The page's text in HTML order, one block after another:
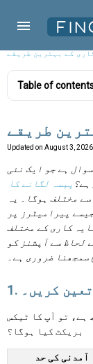
کے بہترین طریقے
Table of
Updated on August 3, 2026
ہے جو ایک نئی
پیسہ لگانے کا
مختلف ہوگا۔ یہ
پیرامیٹرز پر
کاری کے مختلف
لحاظ سے آپشنز کو
سمجھنا ضروری ہے۔
تعین کریں۔
مثال لیتے ہیں کہ آپ کی آمدنی 4 لاکھ ہے، تو آپ کا ٹیکس
بریکٹ کیا ہوگا؟
آمدنی کی حد